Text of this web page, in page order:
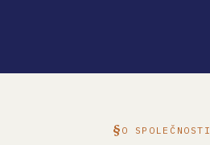
O SPOLEČNOSTI